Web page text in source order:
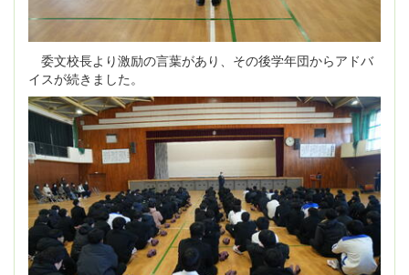
委文校長より激励の言葉があり、その後学年団からアドバ
イスが続きました。